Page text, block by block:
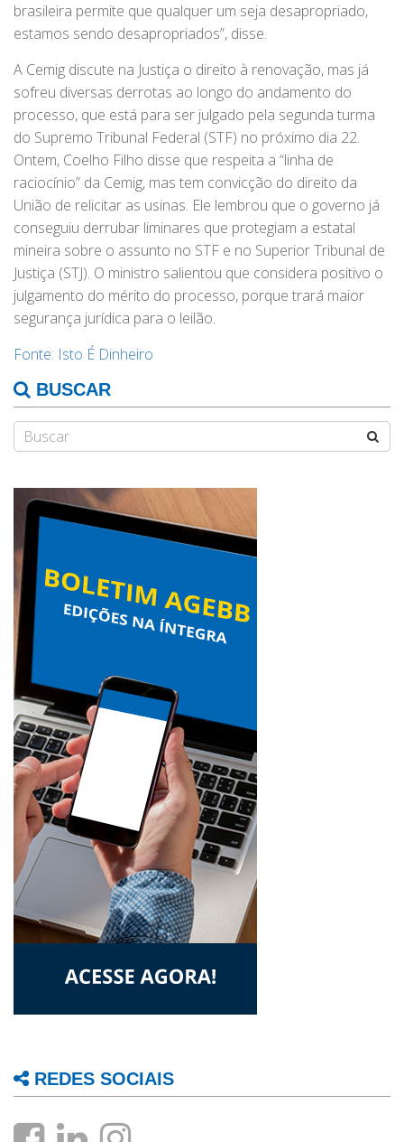
brasileira permite que qualquer um seja desapropriado,
estamos sendo desapropriados”, disse.
A Cemig discute na Justiça o direito à renovação, mas já
sofreu diversas derrotas ao longo do andamento do
processo, que está para ser julgado pela segunda turma
do Supremo Tribunal Federal (STF) no próximo dia 22.
Ontem, Coelho Filho disse que respeita a “linha de
raciocínio” da Cemig, mas tem convicção do direito da
União de relicitar as usinas. Ele lembrou que o governo já
conseguiu derrubar liminares que protegiam a estatal
mineira sobre o assunto no STF e no Superior Tribunal de
Justiça (STJ). O ministro salientou que considera positivo o
julgamento do mérito do processo, porque trará maior
segurança jurídica para o leilão.
Fonte: Isto É Dinheiro
BUSCAR
REDES SOCIAIS